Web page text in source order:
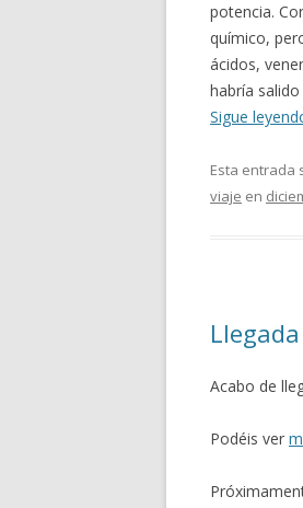
potencia.
químico,
ácidos,
habría salido
Sigue
Esta entrada
viaje en
Acabo de
Podéis ver